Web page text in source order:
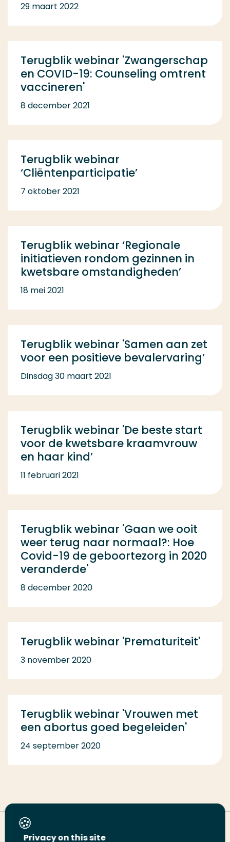
29 maart 2022
Terugblik webinar 'Zwangerschap
en COVID-19: Counseling omtrent
vaccineren'
8 december 2021
Terugblik webinar
‘Cliëntenparticipatie’
7 oktober 2021
Terugblik webinar ‘Regionale
initiatieven rondom gezinnen in
kwetsbare omstandigheden’
18 mei 2021
Terugblik webinar 'Samen aan zet
voor een positieve bevalervaring’
Dinsdag 30 maart 2021
Terugblik webinar 'De beste start
voor de kwetsbare kraamvrouw
en haar kind’
11 februari 2021
Terugblik webinar 'Gaan we ooit
weer terug naar normaal?: Hoe
Covid-19 de geboortezorg in 2020
veranderde'
8 december 2020
Terugblik webinar 'Prematuriteit'
3 november 2020
Terugblik webinar 'Vrouwen met
een abortus goed begeleiden'
24 september 2020
Deel deze pagina
Privacy on this site